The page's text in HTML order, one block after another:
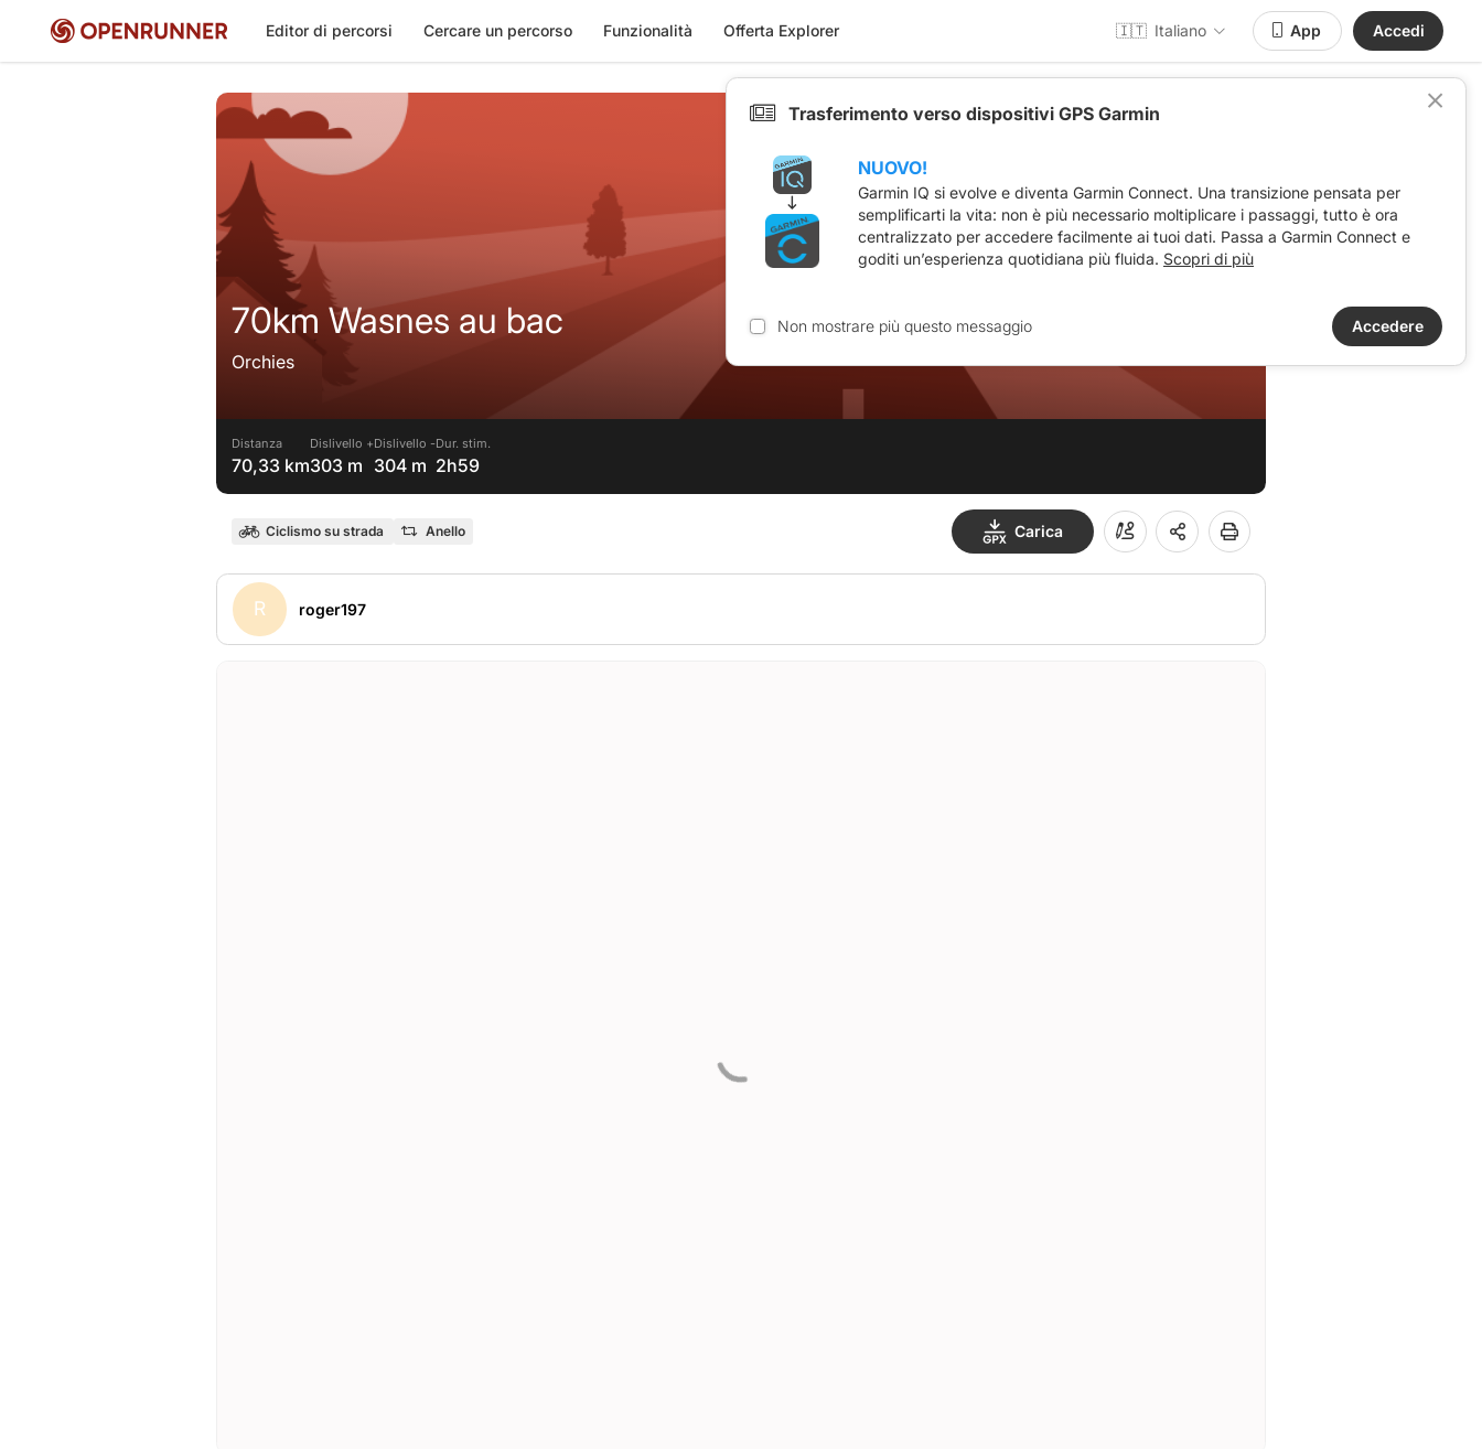
Editor di percorsi Cercare un percorso Funzionalità Offerta Explorer 🇮🇹 Italiano App Accedi
70km Wasnes au bac
Orchies
Distanza
70,33 km
Dislivello +
303 m
Dislivello -
304 m
Dur. stim.
2h59
Ciclismo su strada Anello Carica
R roger197
Trasferimento verso dispositivi GPS Garmin
NUOVO!
Garmin IQ si evolve e diventa Garmin Connect. Una transizione pensata per
semplificarti la vita: non è più necessario moltiplicare i passaggi, tutto è ora
centralizzato per accedere facilmente ai tuoi dati. Passa a Garmin Connect e
goditi un’esperienza quotidiana più fluida. Scopri di più
Non mostrare più questo messaggio Accedere